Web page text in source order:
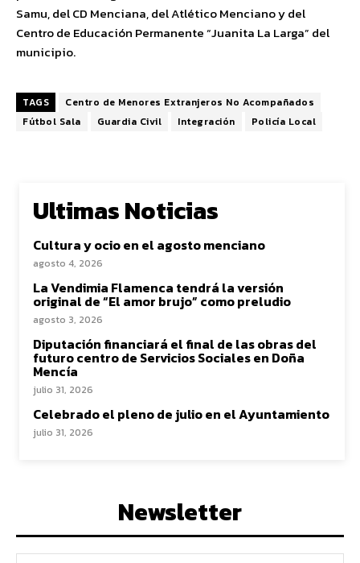
Samu, del CD Menciana, del Atlético Menciano y del
Centro de Educación Permanente “Juanita La Larga” del
municipio.
TAGS
Centro de Menores Extranjeros No Acompañados
Fútbol Sala
Guardia Civil Integración Policía Local
Ultimas Noticias
Cultura y ocio en el agosto menciano
agosto 4, 2026
La Vendimia Flamenca tendrá la versión
original de “El amor brujo” como preludio
agosto 3, 2026
Diputación financiará el final de las obras del
futuro centro de Servicios Sociales en Doña
Mencía
julio 31, 2026
Celebrado el pleno de julio en el Ayuntamiento
julio 31, 2026
Newsletter